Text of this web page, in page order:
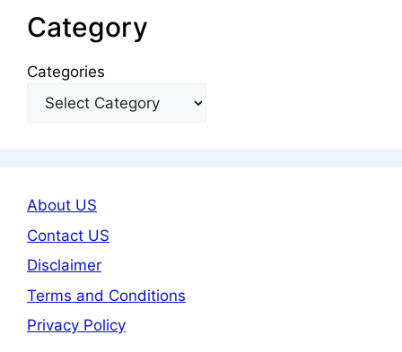
Category
Categories
About US
Contact US
Disclaimer
Terms and Conditions
Privacy Policy